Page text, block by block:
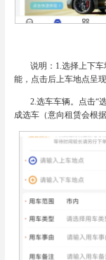
说明：1.选择上下
能，点击后上车地点呈
2.选车车辆。点击“
成选车（意向租赁会根